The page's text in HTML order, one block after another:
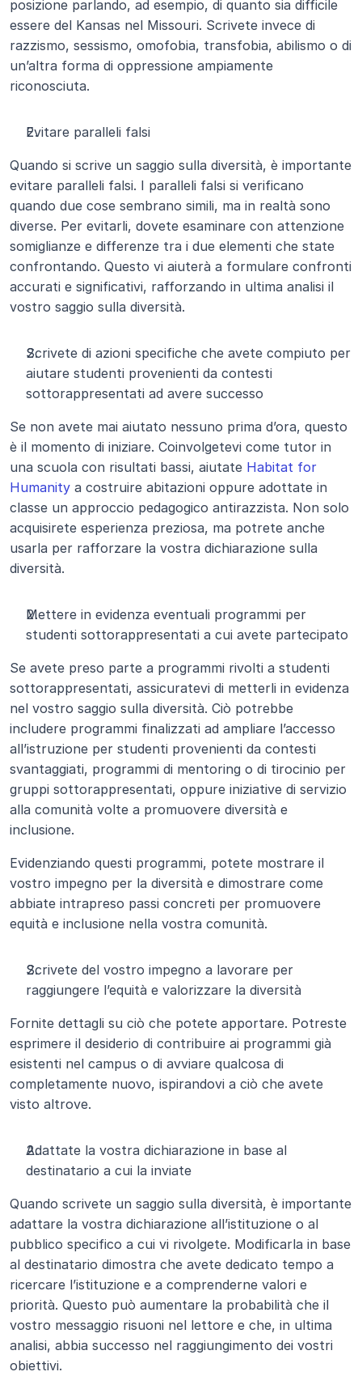
posizione parlando, ad esempio, di quanto sia difficile
essere del Kansas nel Missouri. Scrivete invece di
razzismo, sessismo, omofobia, transfobia, abilismo o di
un’altra forma di oppressione ampiamente
riconosciuta.
Evitare paralleli falsi
Quando si scrive un saggio sulla diversità, è importante
evitare paralleli falsi. I paralleli falsi si verificano
quando due cose sembrano simili, ma in realtà sono
diverse. Per evitarli, dovete esaminare con attenzione
somiglianze e differenze tra i due elementi che state
confrontando. Questo vi aiuterà a formulare confronti
accurati e significativi, rafforzando in ultima analisi il
vostro saggio sulla diversità.
Scrivete di azioni specifiche che avete compiuto per
aiutare studenti provenienti da contesti
sottorappresentati ad avere successo
Se non avete mai aiutato nessuno prima d’ora, questo
è il momento di iniziare. Coinvolgetevi come tutor in
una scuola con risultati bassi, aiutate Habitat for
Humanity a costruire abitazioni oppure adottate in
classe un approccio pedagogico antirazzista. Non solo
acquisirete esperienza preziosa, ma potrete anche
usarla per rafforzare la vostra dichiarazione sulla
diversità.
Mettere in evidenza eventuali programmi per
studenti sottorappresentati a cui avete partecipato
Se avete preso parte a programmi rivolti a studenti
sottorappresentati, assicuratevi di metterli in evidenza
nel vostro saggio sulla diversità. Ciò potrebbe
includere programmi finalizzati ad ampliare l’accesso
all’istruzione per studenti provenienti da contesti
svantaggiati, programmi di mentoring o di tirocinio per
gruppi sottorappresentati, oppure iniziative di servizio
alla comunità volte a promuovere diversità e
inclusione.
Evidenziando questi programmi, potete mostrare il
vostro impegno per la diversità e dimostrare come
abbiate intrapreso passi concreti per promuovere
equità e inclusione nella vostra comunità.
Scrivete del vostro impegno a lavorare per
raggiungere l’equità e valorizzare la diversità
Fornite dettagli su ciò che potete apportare. Potreste
esprimere il desiderio di contribuire ai programmi già
esistenti nel campus o di avviare qualcosa di
completamente nuovo, ispirandovi a ciò che avete
visto altrove.
Adattate la vostra dichiarazione in base al
destinatario a cui la inviate
Quando scrivete un saggio sulla diversità, è importante
adattare la vostra dichiarazione all’istituzione o al
pubblico specifico a cui vi rivolgete. Modificarla in base
al destinatario dimostra che avete dedicato tempo a
ricercare l’istituzione e a comprenderne valori e
priorità. Questo può aumentare la probabilità che il
vostro messaggio risuoni nel lettore e che, in ultima
analisi, abbia successo nel raggiungimento dei vostri
obiettivi.